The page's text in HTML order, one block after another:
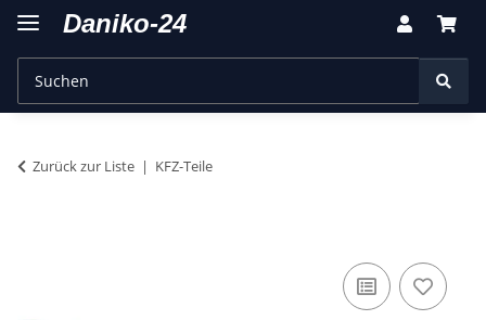
Zurück zur Liste KFZ-Teile